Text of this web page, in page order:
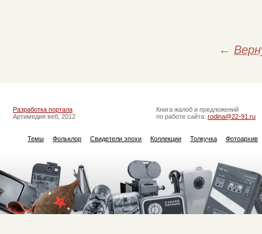
←
Разработка портала
Артимедия веб, 2012
Книга жалоб и предложений
по работе сайта: rodina@22-91.ru
Темы Фольклор Свидетели эпохи Коллекции Толкучка Фотоархив